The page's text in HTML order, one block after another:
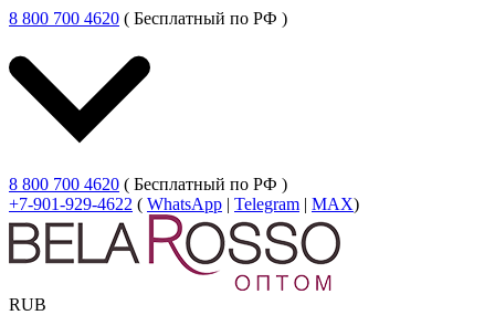
8 800 700 4620 ( Бесплатный по РФ )
8 800 700 4620 ( Бесплатный по РФ )
+7-901-929-4622 ( WhatsApp | Telegram | MAX)
RUB